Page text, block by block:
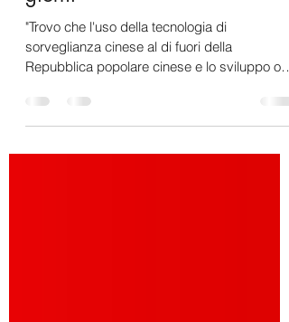
delle società militari-industriali
cinesi (CMICs) entro 365
giorni
"Trovo che l'uso della tecnologia di
sorveglianza cinese al di fuori della